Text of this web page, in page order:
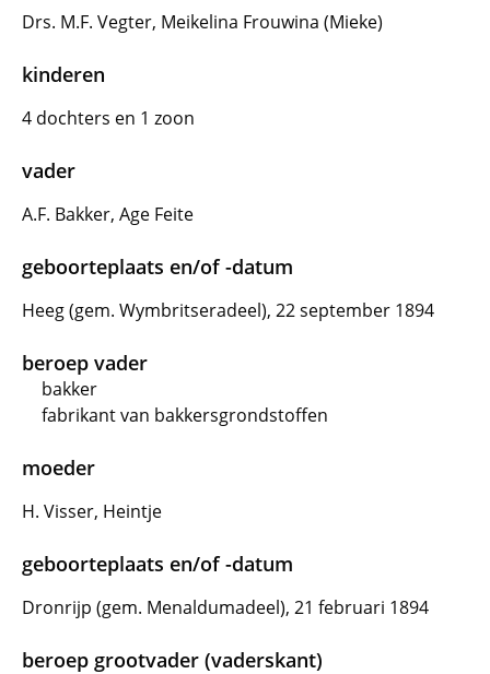
Drs. M.F. Vegter, Meikelina Frouwina (Mieke)
kinderen
4 dochters en 1 zoon
vader
A.F. Bakker, Age Feite
geboorteplaats en/of -datum
Heeg (gem. Wymbritseradeel), 22 september 1894
beroep vader
bakker
fabrikant van bakkersgrondstoffen
moeder
H. Visser, Heintje
geboorteplaats en/of -datum
Dronrijp (gem. Menaldumadeel), 21 februari 1894
beroep grootvader (vaderskant)